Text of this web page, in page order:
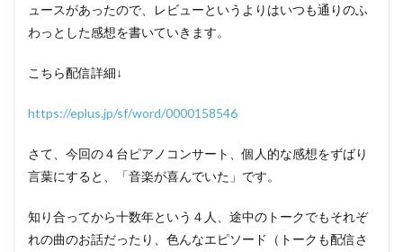
ュースがあったので、レビューというよりはいつも通りのふ
わっとした感想を書いていきます。
こちら配信詳細↓
https://eplus.jp/sf/word/0000158546
さて、今回の４台ピアノコンサート、個人的な感想をずばり
言葉にすると、「音楽が喜んでいた」です。
知り合ってから十数年という４人、途中のトークでもそれぞ
れの曲のお話だったり、色んなエピソード（トークも配信さ